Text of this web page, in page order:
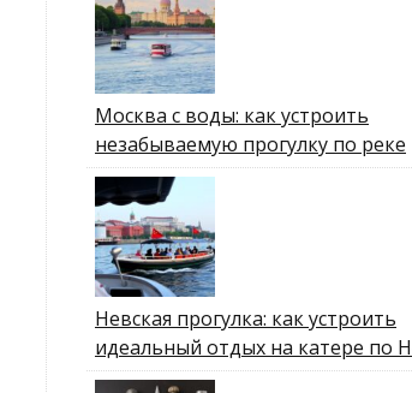
Москва с воды: как устроить
незабываемую прогулку по реке
Невская прогулка: как устроить
идеальный отдых на катере по